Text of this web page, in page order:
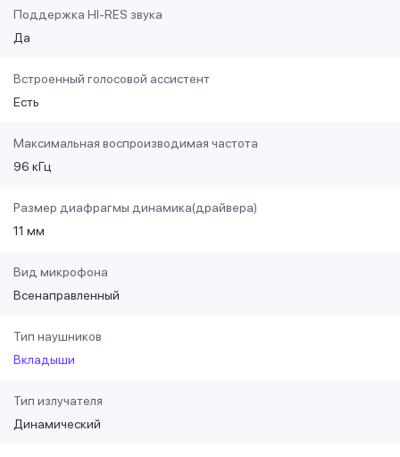
Поддержка HI-RES звука
Да
Встроенный голосовой ассистент
Есть
Максимальная воспроизводимая частота
96 кГц
Размер диафрагмы динамика(драйвера)
11 мм
Вид микрофона
Всенаправленный
Тип наушников
Вкладыши
Тип излучателя
Динамический